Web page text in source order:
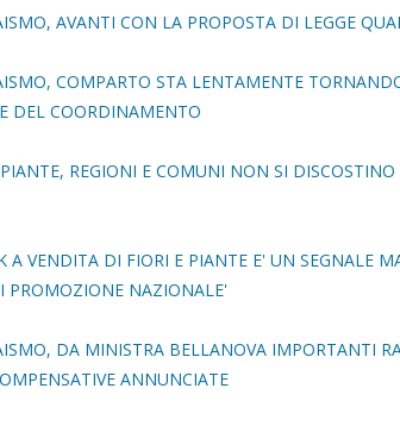
AVANTI CON LA PROPOSTA DI LEGGE
COMPARTO STA LENTAMENTE
DEL COORDINAMENTO
REGIONI E COMUNI NON SI
A VENDITA DI FIORI E PIANTE E' UN SEGNALE
PROMOZIONE NAZIONALE'
DA MINISTRA BELLANOVA IMPORTANTI
ANNUNCIATE